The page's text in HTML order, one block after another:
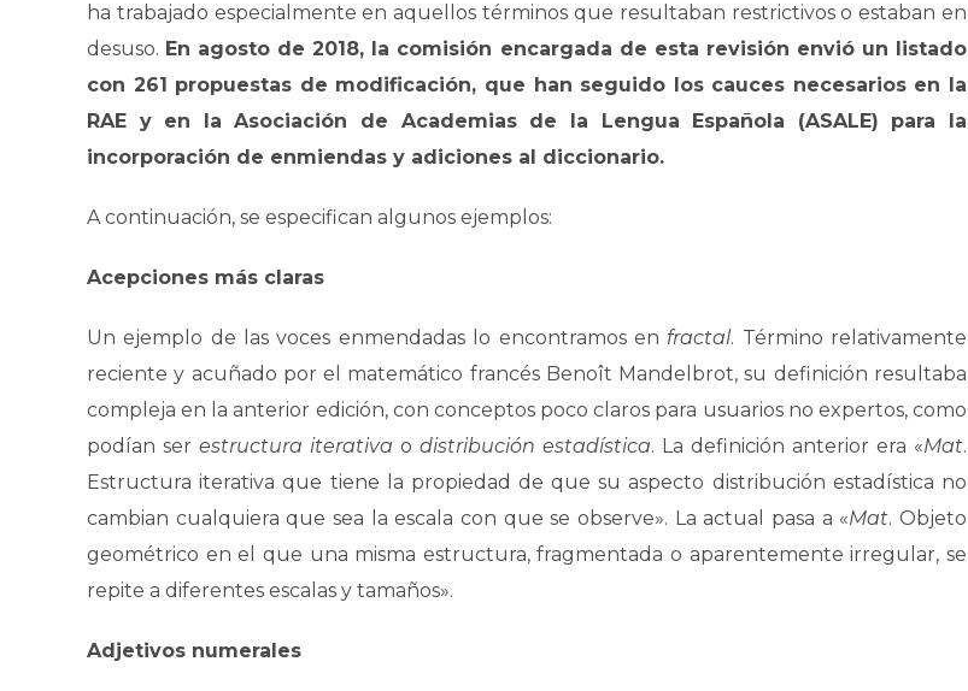
ha trabajado especialmente en aquellos términos que resultaban restrictivos o estaban en
desuso. En agosto de 2018, la comisión encargada de esta revisión envió un listado
con 261 propuestas de modificación, que han seguido los cauces necesarios en la
RAE y en la Asociación de Academias de la Lengua Española (ASALE) para la
incorporación de enmiendas y adiciones al diccionario.
A continuación, se especifican algunos ejemplos:
Acepciones más claras
Un ejemplo de las voces enmendadas lo encontramos en fractal. Término relativamente
reciente y acuñado por el matemático francés Benoît Mandelbrot, su definición resultaba
compleja en la anterior edición, con conceptos poco claros para usuarios no expertos, como
podían ser estructura iterativa o distribución estadística. La definición anterior era «Mat.
Estructura iterativa que tiene la propiedad de que su aspecto distribución estadística no
cambian cualquiera que sea la escala con que se observe». La actual pasa a «Mat. Objeto
geométrico en el que una misma estructura, fragmentada o aparentemente irregular, se
repite a diferentes escalas y tamaños».
Adjetivos numerales